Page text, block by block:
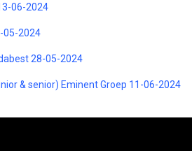
06-2024
05-2024
28-05-2024
& senior) Eminent Groep 11-06-2024